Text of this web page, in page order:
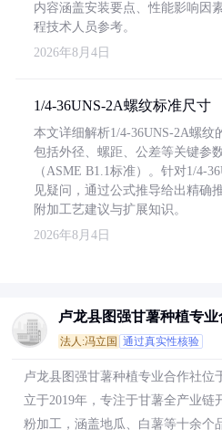
内容涵盖安装要点、性能影响因
程技术人员参考。
2026年8月4日
1/4-36UNS-2A螺纹标准尺寸
本文详细解析1/4-36UNS-2A螺纹
包括外径、螺距、公差等关键参
（ASME B1.1标准）。针对1/4-
见疑问，通过公式推导给出精确
附加工艺建议与扩展知识。
2026年8月4日
卢龙县图强甘薯种植专
法人:冯立国 通过真实性核验
卢龙县图强甘薯种植专业合作社位
立于2019年，专注于甘薯全产业链
粉加工，涵盖地瓜、白薯等十余个